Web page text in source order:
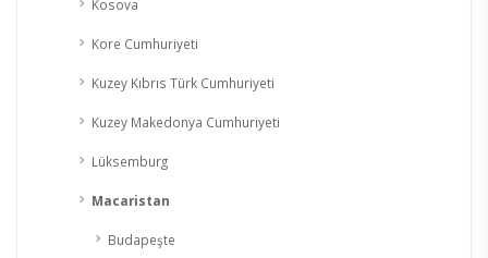
Kosova
Kore Cumhuriyeti
Kuzey Kıbrıs Türk Cumhuriyeti
Kuzey Makedonya Cumhuriyeti
Lüksemburg
Macaristan
Budapeşte